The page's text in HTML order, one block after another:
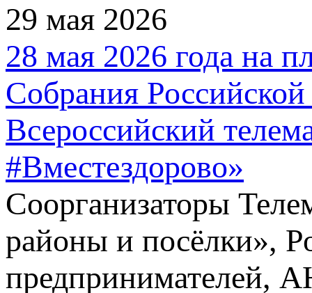
29 мая 2026
28 мая 2026 года на
Собрания
Всероссийский
#Вместездорово»
Соорганизаторы
районы и посёлки»,
предпринимателей,